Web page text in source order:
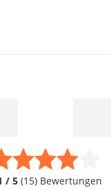
/ 5 (15) Bewertungen